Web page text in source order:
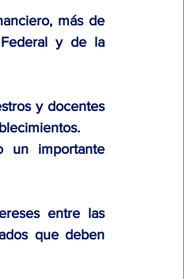
más de
y de la
y docentes
un importante
entre las
que deben